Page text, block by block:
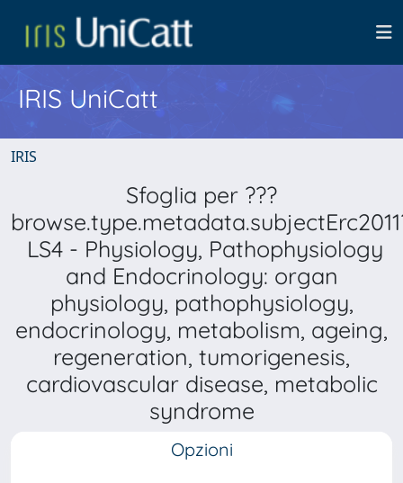
IRIS UniCatt
IRIS
Sfoglia per ???
LS4 - Physiology, Pathophysiology
and Endocrinology: organ
physiology, pathophysiology,
endocrinology, metabolism, ageing,
regeneration, tumorigenesis,
cardiovascular disease, metabolic
syndrome
Opzioni